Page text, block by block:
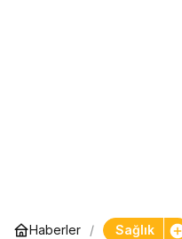
Haberler Sağlık